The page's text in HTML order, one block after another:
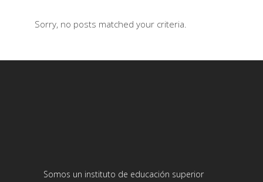
Sorry, no posts matched your criteria.
Somos un instituto de educación superior